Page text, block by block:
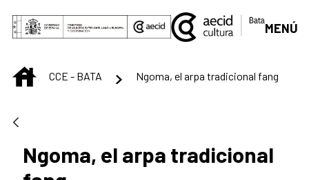
Skip to Main Content
MENÚ
INICIOCCE - BATA Ngoma, el arpa tradicional fang
Ngoma, el arpa tradicional